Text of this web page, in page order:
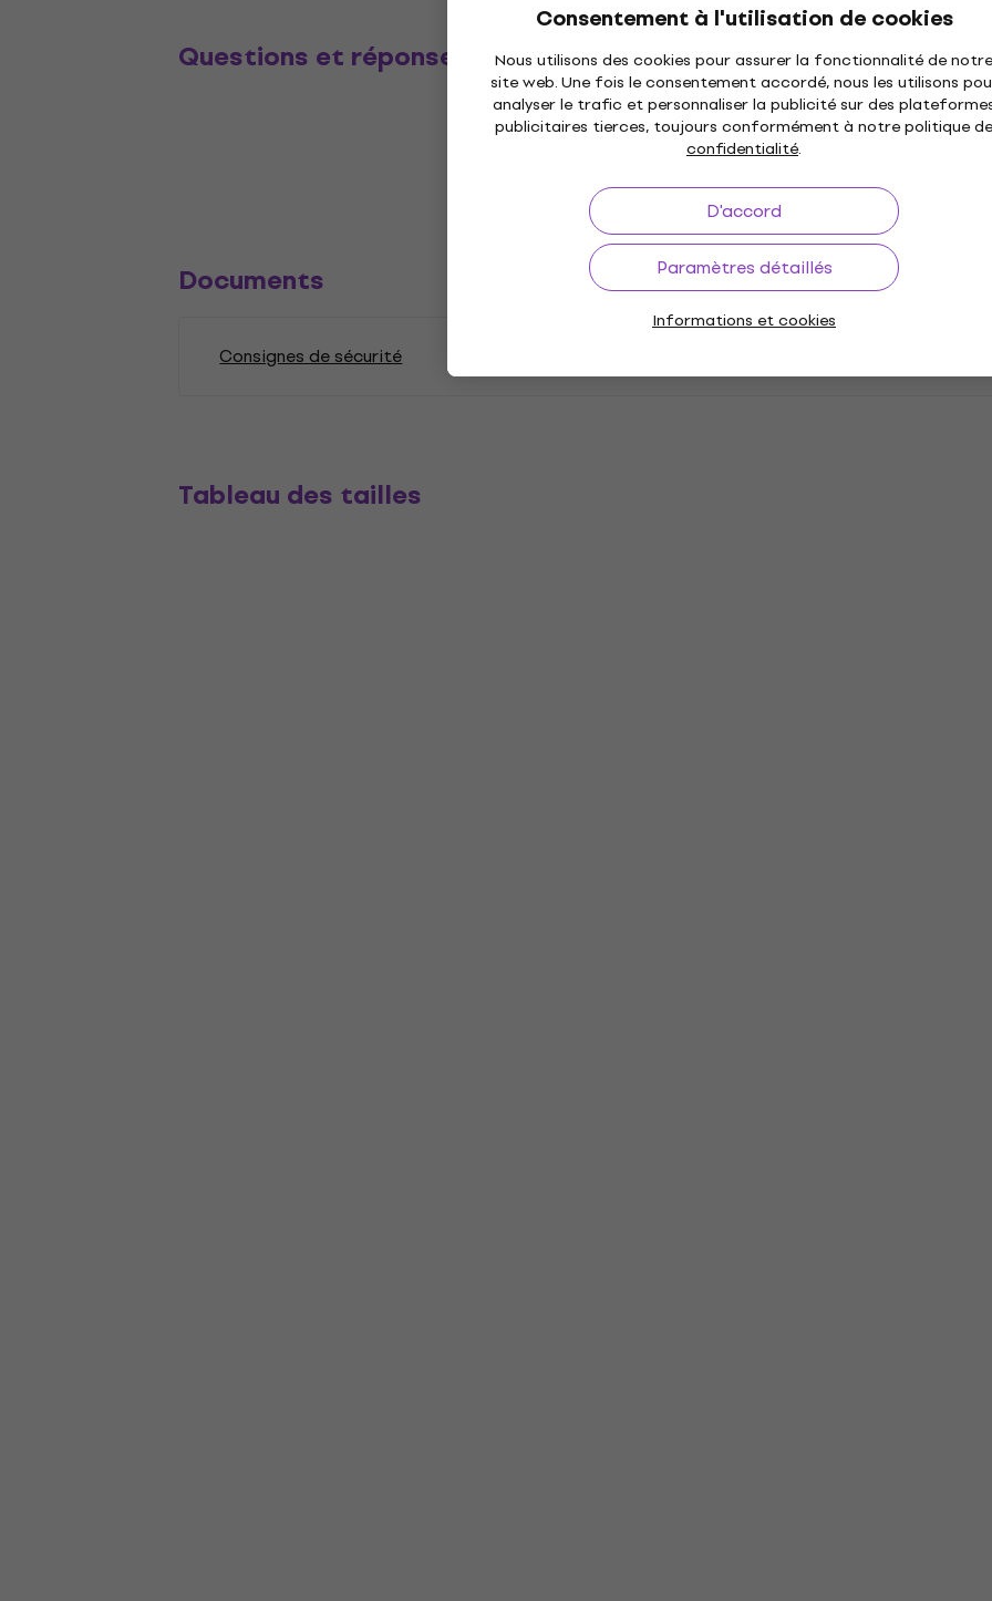
Consentement à l'utilisation de cookies
Nous utilisons des cookies pour assurer la fonctionnalité de notre
site web. Une fois le consentement accordé, nous les utilisons
analyser le trafic et personnaliser la publicité sur des
publicitaires tierces, toujours conformément à notre politique de
confidentialité.
D'accord
Paramètres détaillés
Informations et cookies
Questions et réponses
Documents
Consignes de sécurité
Tableau des tailles